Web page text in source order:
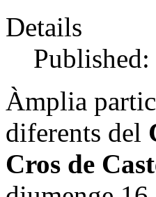
Details
Àmplia
diferents del
Cros de